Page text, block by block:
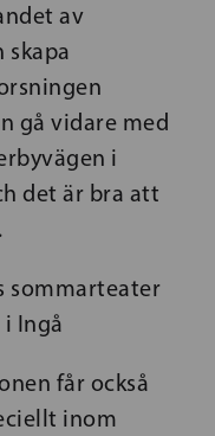
av
skapa
gå vidare med
i
det är bra att
sommarteater
Ingå
får också
inom